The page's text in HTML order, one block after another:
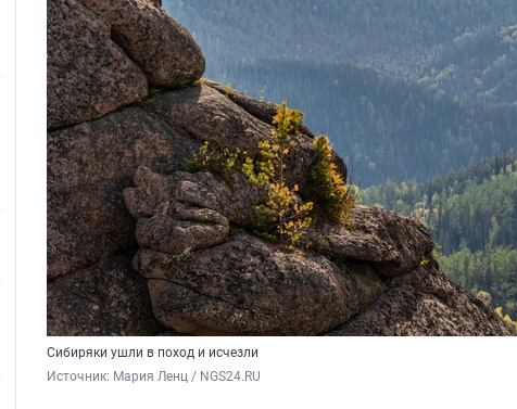
Сибиряки ушли в поход и исчезли
Источник: Мария Ленц / NGS24.RU